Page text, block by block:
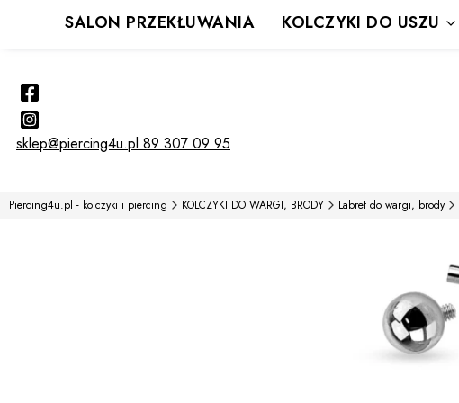
sklep@piercing4u.pl 89 307 09 95
SALON PRZEKŁUWANIA KOLCZYKI DO USZU
Piercing4u.pl - kolczyki i piercing KOLCZYKI DO WARGI, BRODY Labret do wargi, brody